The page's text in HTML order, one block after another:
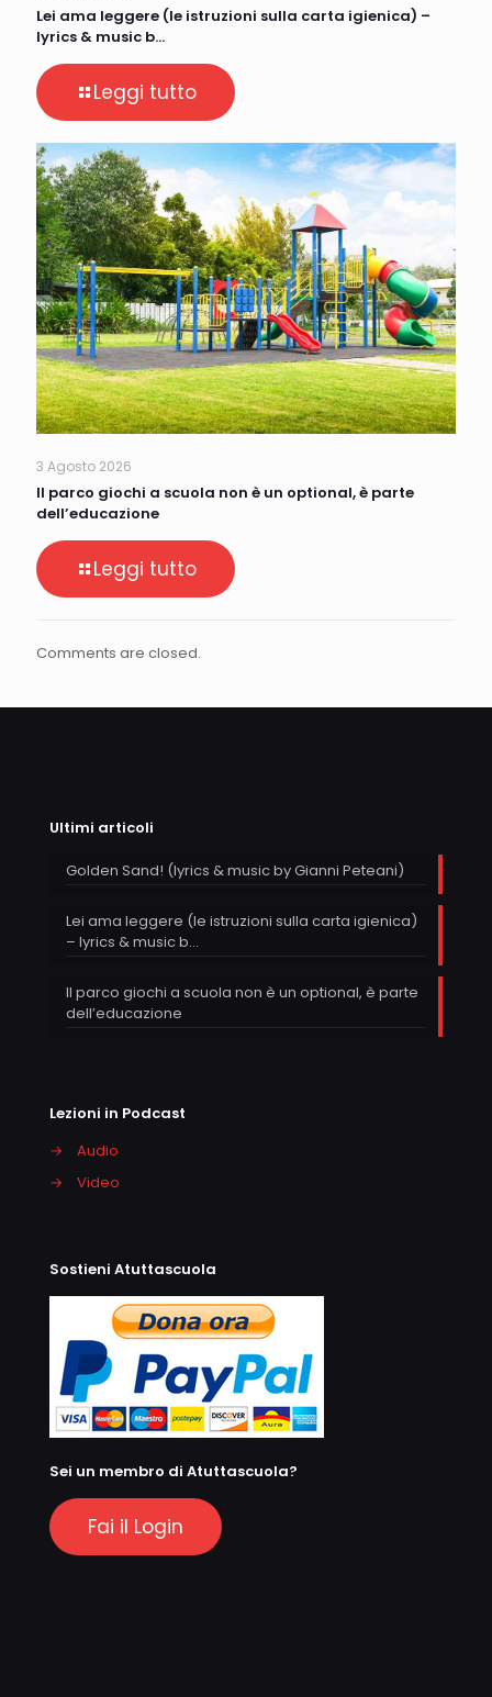
Lei ama leggere (le istruzioni sulla carta igienica) –
lyrics & music b…
Leggi tutto
3 Agosto 2026
Il parco giochi a scuola non è un optional, è parte
dell’educazione
Leggi tutto
Comments are closed.
Ultimi articoli
Golden Sand! (lyrics & music by Gianni Peteani)
Lei ama leggere (le istruzioni sulla carta igienica)
– lyrics & music b…
Il parco giochi a scuola non è un optional, è parte
dell’educazione
Lezioni in Podcast
→
Audio
→
Video
Sostieni Atuttascuola
Sei un membro di Atuttascuola?
Fai il Login